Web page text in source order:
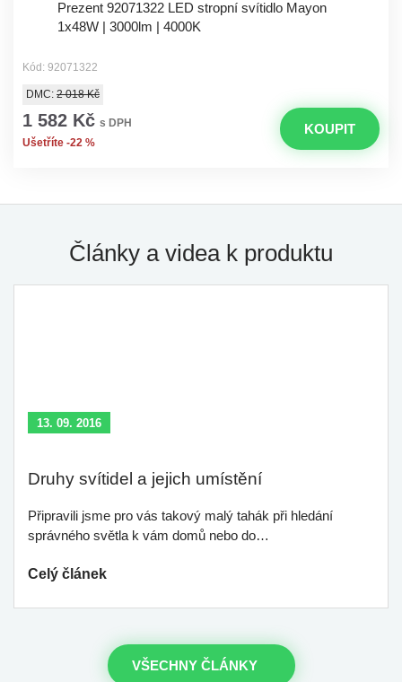
Prezent 92071322 LED stropní svítidlo Mayon
1x48W | 3000lm | 4000K
Kód: 92071322
DMC: 2 018 Kč
1 582 Kč s DPH
Ušetříte -22 %
KOUPIT
Články a videa k produktu
13. 09. 2016
Druhy svítidel a jejich umístění
Připravili jsme pro vás takový malý tahák při hledání
správného světla k vám domů nebo do…
Celý článek
VŠECHNY ČLÁNKY